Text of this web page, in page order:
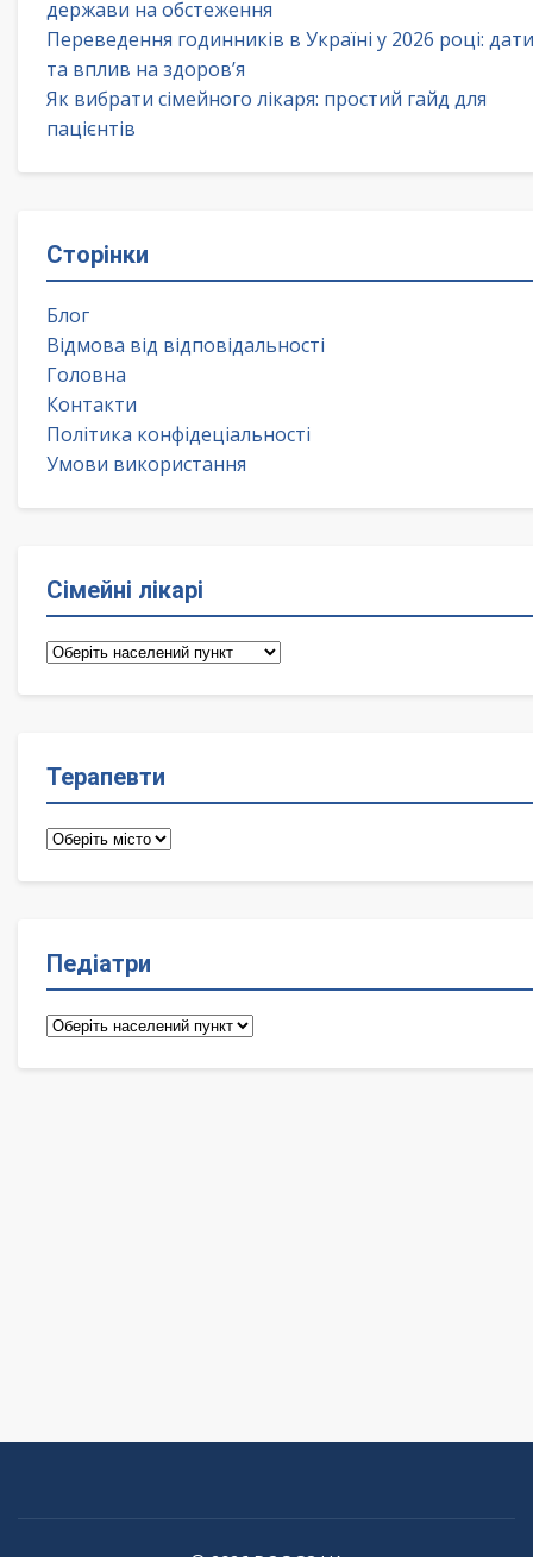
держави на обстеження
Переведення годинників в Україні у 2026 році: дати
та вплив на здоров’я
Як вибрати сімейного лікаря: простий гайд для
пацієнтів
Сторінки
Блог
Відмова від відповідальності
Головна
Контакти
Політика конфідеціальності
Умови використання
Сімейні лікарі
Сімейні
Терапевти
Терапевти
Педіатри
Педіатри